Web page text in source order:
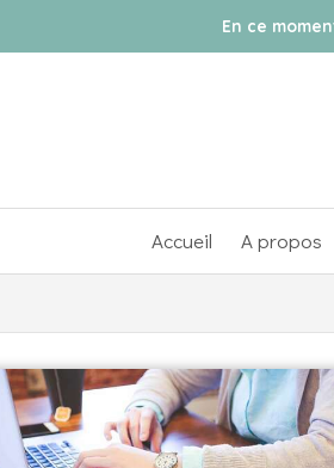
En ce
Accueil A propos